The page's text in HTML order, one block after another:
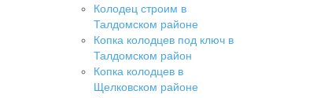
Колодец строим в
Талдомском районе
Копка колодцев под ключ в
Талдомском район
Копка колодцев в
Щелковском районе